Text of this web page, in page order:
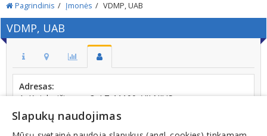
Pagrindinis Įmonės VDMP, UAB
VDMP, UAB
Adresas:
A. Kojelavičiaus g. 3, LT-11100, VILNIUS
Kodas:
Slapukų naudojimas